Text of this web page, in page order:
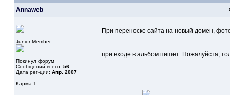
Annaweb
Junior Member
Покинул форум
Сообщений всего: 56
Дата рег-ции: Апр. 2007
Карма 1
При переноске сайта на новый домен,
при входе в альбом пишет: Пожалуйста,